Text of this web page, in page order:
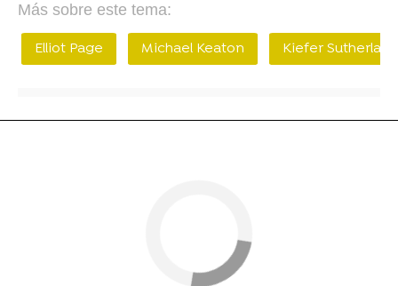
Más sobre este tema:
Elliot Page Michael Keaton Kiefer Sutherland